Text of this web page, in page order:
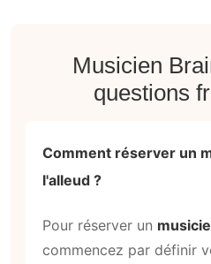
Musicien
questions
Comment réserver un
l'alleud ?
Pour réserver un
commencez par définir